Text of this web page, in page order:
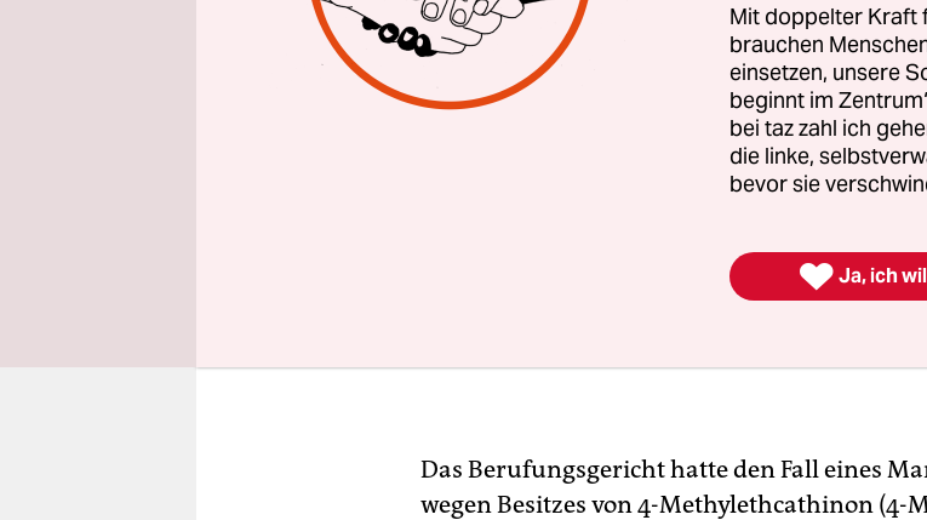
Das Berufungsgericht hatte den Fall eines
wegen Besitzes von 4-Methylethcathinon (4-
Mit doppelter Kraft
brauchen
einsetzen, unsere
beginnt im
bei taz zahl ich
die linke,
bevor sie
 Ja, ich